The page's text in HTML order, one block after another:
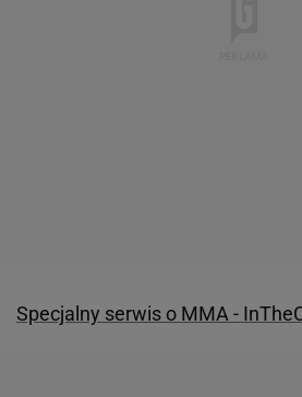
Specjalny serwis o MMA -